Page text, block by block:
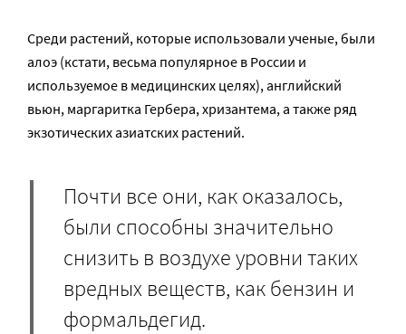
Среди растений, которые использовали ученые, были
алоэ (кстати, весьма популярное в России и
используемое в медицинских целях), английский
вьюн, маргаритка Гербера, хризантема, а также ряд
экзотических азиатских растений.
Почти все они, как оказалось,
были способны значительно
снизить в воздухе уровни таких
вредных веществ, как бензин и
формальдегид.